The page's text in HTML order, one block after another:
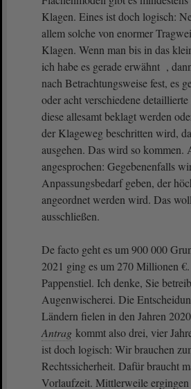
Klagen. Eines ist doch logisch:
allem solche von enormer
Klagen. Wenn man bis in das
ich habe es gerade erwähnt ,
nach Betrachtungsweise fest, es
oder acht verschiedene
diese allesamt beklagt werden
der Klageweg beschritten wird,
ausgehen. Das wird so kommen.
angesprochen: Gegebenenfalls
Anpassungsbedarf geben, der
angeordnet werden wird. Das
ausschließen.
De facto geht es um 900 000
2021 ging es um 270 Millionen
Pappenstiel. Ich denke, Sie
Augenwischerei. Die
Ländern fielen in den Jahren
Antrag kommt also drei, vier
ist doch logisch: Wir brauchen
Rechtssicherheit. Dafür braucht
Vorlaufzeit. Mittlerweile